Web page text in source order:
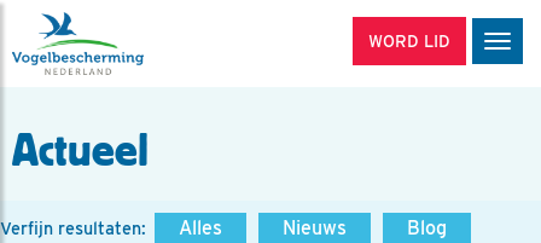
WORD LID
Actueel
Verfijn resultaten: Alles Nieuws
Blog